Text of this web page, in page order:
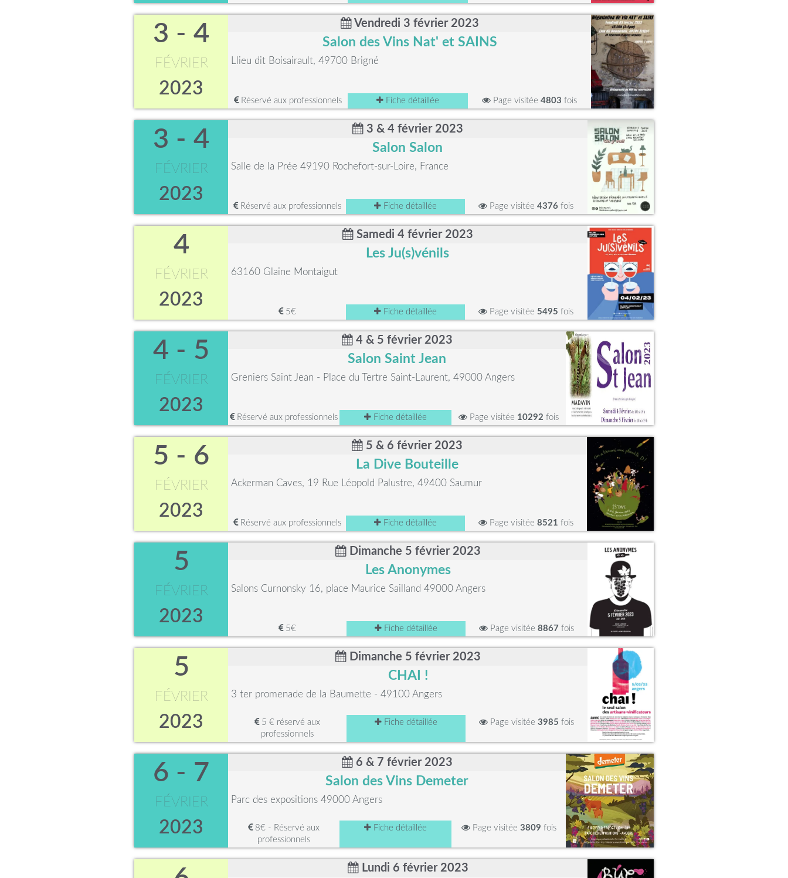
3 - 4
FÉVRIER
2023
Vendredi 3 février 2023
Salon des Vins Nat' et SAINS
Llieu dit Boisairault, 49700 Brigné
Réservé aux professionnels Fiche détaillée Page visitée 4803 fois
3 - 4
FÉVRIER
2023
3 & 4 février 2023
Salon Salon
Salle de la Prée 49190 Rochefort-sur-Loire, France
Réservé aux professionnels Fiche détaillée Page visitée 4376 fois
4
FÉVRIER
2023
Samedi 4 février 2023
Les Ju(s)vénils
63160 Glaine Montaigut
5€ Fiche détaillée Page visitée 5495 fois
4 - 5
FÉVRIER
2023
4 & 5 février 2023
Salon Saint Jean
Greniers Saint Jean - Place du Tertre Saint-Laurent, 49000 Angers
Réservé aux professionnels Fiche détaillée Page visitée 10292 fois
5 - 6
FÉVRIER
2023
5 & 6 février 2023
La Dive Bouteille
Ackerman Caves, 19 Rue Léopold Palustre, 49400 Saumur
Réservé aux professionnels Fiche détaillée Page visitée 8521 fois
5
FÉVRIER
2023
Dimanche 5 février 2023
Les Anonymes
Salons Curnonsky 16, place Maurice Sailland 49000 Angers
5€ Fiche détaillée Page visitée 8867 fois
5
FÉVRIER
2023
Dimanche 5 février 2023
CHAI !
3 ter promenade de la Baumette - 49100 Angers
5 € réservé aux
professionnels
Fiche détaillée Page visitée 3985 fois
6 - 7
FÉVRIER
2023
6 & 7 février 2023
Salon des Vins Demeter
Parc des expositions 49000 Angers
8€ - Réservé aux
professionnels
Fiche détaillée Page visitée 3809 fois
Lundi 6 février 2023